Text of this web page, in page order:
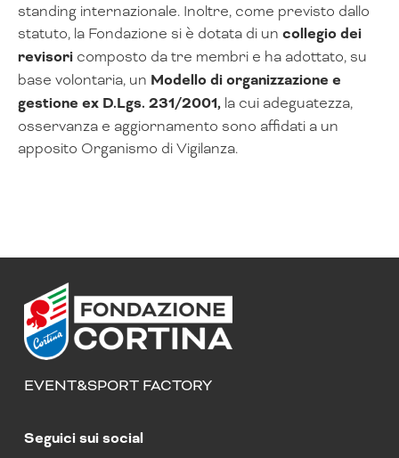
standing internazionale. Inoltre, come previsto dallo
statuto, la Fondazione si è dotata di un collegio dei
revisori composto da tre membri e ha adottato, su
base volontaria, un Modello di organizzazione e
gestione ex D.Lgs. 231/2001, la cui adeguatezza,
osservanza e aggiornamento sono affidati a un
apposito Organismo di Vigilanza.
EVENT&SPORT FACTORY
Seguici sui social